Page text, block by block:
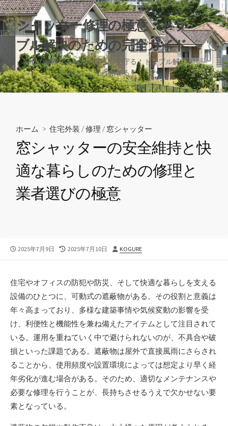
コ
ン
テ
ツ
へ
ス
キ
シャッター修理の極意：トラ
ブル解決のための完全ガイド
安心の修理であなたの暮らしを守る！トラブル解
決はここから始まる！
検
索
切
り
替
ホーム > 住宅外装 /修理 /窓シャッター
窓シャッターの安全維持と快
適な暮らしのための修理と
業者選びの極意
公
2025年7月9日
最
新
日
2025年7月10日
投
KOGURE
住宅やオフィスの防犯や防災、そして快適な暮らしを支える
設備のひとつに、可動式の遮蔽物がある。 その役割と意義は
年々高まっており、多様な建築事情や気候変動の影響を受
け、利便性と機能性を兼ね備えたアイテムとして注目されて
いる。運用を重ねていく中で避けられないのが、不具合や破
損といった課題である。遮蔽物は屋外で直接風雨にさらされ
ることから、使用頻度や設置環境によっては想定より早く経
年劣化が進む場合がある。そのため、適切なメンテナンスや
必要な修理を行うことが、長持ちさせるうえで欠かせない要
素となっている。